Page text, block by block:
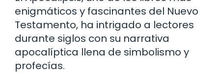
enigmáticos y fascinantes del Nuevo
Testamento, ha intrigado a lectores
durante siglos con su narrativa
apocalíptica llena de simbolismo y
profecías.